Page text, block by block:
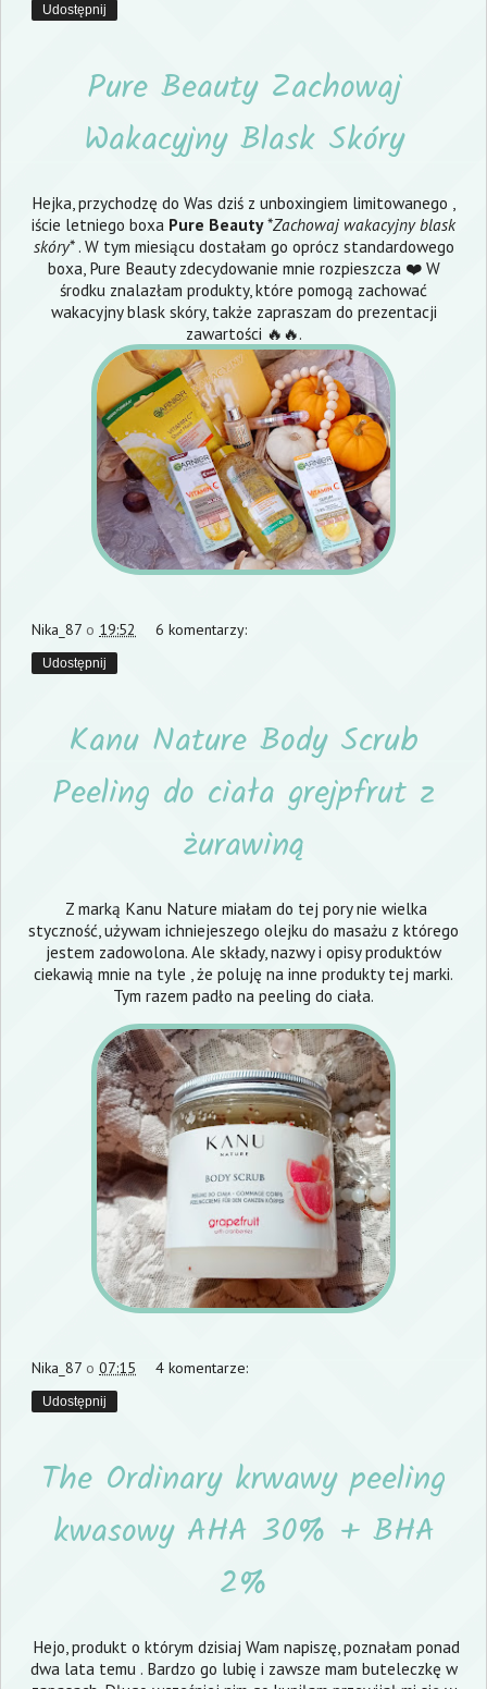
Udostępnij
Pure Beauty Zachowaj
Wakacyjny Blask Skóry
Hejka, przychodzę do Was dziś z unboxingiem limitowanego ,
iście letniego boxa Pure Beauty*Zachowaj wakacyjny blask
skóry* . W tym miesiącu dostałam go oprócz standardowego
boxa, Pure Beauty zdecydowanie mnie rozpieszcza ❤️ W
środku znalazłam produkty, które pomogą zachować
wakacyjny blask skóry, także zapraszam do prezentacji
zawartości 🔥🔥.
Nika_87 o 19:52 6 komentarzy:
Udostępnij
Kanu Nature Body Scrub
Peeling do ciała grejpfrut z
żurawiną
Z marką Kanu Nature miałam do tej pory nie wielka
styczność, używam ichniejeszego olejku do masażu z którego
jestem zadowolona. Ale składy, nazwy i opisy produktów
ciekawią mnie na tyle , że poluję na inne produkty tej marki.
Tym razem padło na peeling do ciała.
Nika_87 o 07:15 4 komentarze:
Udostępnij
The Ordinary krwawy peeling
kwasowy AHA 30% + BHA
2%
Hejo, produkt o którym dzisiaj Wam napiszę, poznałam ponad
dwa lata temu . Bardzo go lubię i zawsze mam buteleczkę w